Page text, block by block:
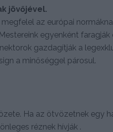
jövőjével.
az európai
egyenként faragják
gazdagítják a
a minőséggel párosul.
Ha az ötvözetnek egy
réznek hívják .